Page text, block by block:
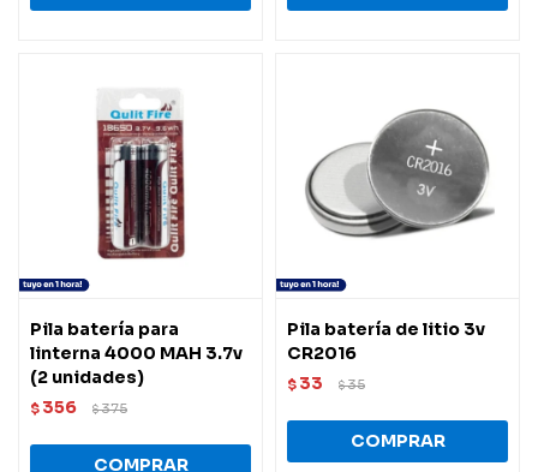
Pila batería para
linterna 4000 MAH 3.7v
(2 unidades)
$ 356 $375
Pila batería de litio 3v
CR2016
$ 33 $35